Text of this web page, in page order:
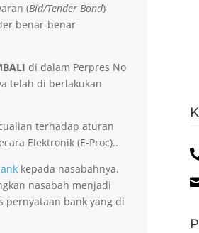
(Bid/Tender Bond)
benar-benar
di dalam Perpres No
telah di berlakukan
terhadap aturan
Elektronik (E-Proc)..
kepada nasabahnya.
nasabah menjadi
pernyataan bank yang di